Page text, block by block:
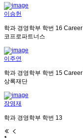
이승헌
학과 경영학부 학번 16 Career
코프로파트너스
이주연
학과 경영학부 학번 15 Career
상록재단
장영재
학과 경영학부 학번 13